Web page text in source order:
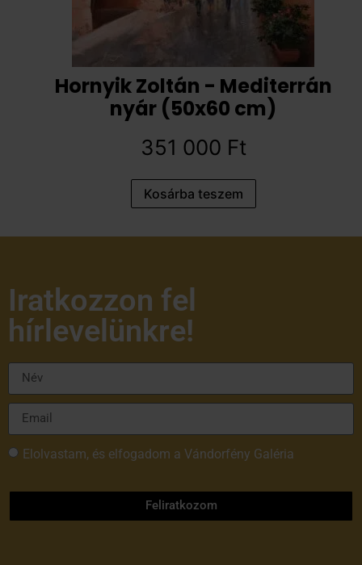
Hornyik Zoltán - Mediterrán
nyár (50x60 cm)
351 000 Ft
Kosárba teszem
Iratkozzon fel
hírlevelünkre!
Elolvastam, és elfogadom a Vándorfény Galéria
Feliratkozom